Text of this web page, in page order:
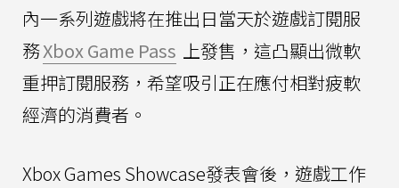
內一系列遊戲將在推出日當天於遊戲訂閱服
務Xbox Game Pass 上發售，這凸顯出微軟
重押訂閱服務，希望吸引正在應付相對疲軟
經濟的消費者。
Xbox Games Showcase發表會後，遊戲工作